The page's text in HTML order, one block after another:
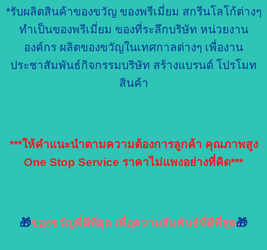
*รับผลิตสินค้าของขวัญ ของพรีเมี่ยม สกรีนโลโก้ต่างๆ
ทำเป็นของพรีเมี่ยม ของที่ระลึกบริษัท หน่วยงาน
องค์กร ผลิตของขวัญในเทศกาลต่างๆ เพื่องาน
ประชาสัมพันธ์กิจกรรมบริษัท สร้างแบรนด์ โปรโมท
สินค้า
***ให้คำแนะนำตามความต้องการลูกค้า คุณภาพสูง
One Stop Service ราคาไม่แพงอย่างที่คิด***
🎁ของขวัญที่ดีที่สุด เพื่อความสัมพันธ์ที่ดีที่สุด🎁